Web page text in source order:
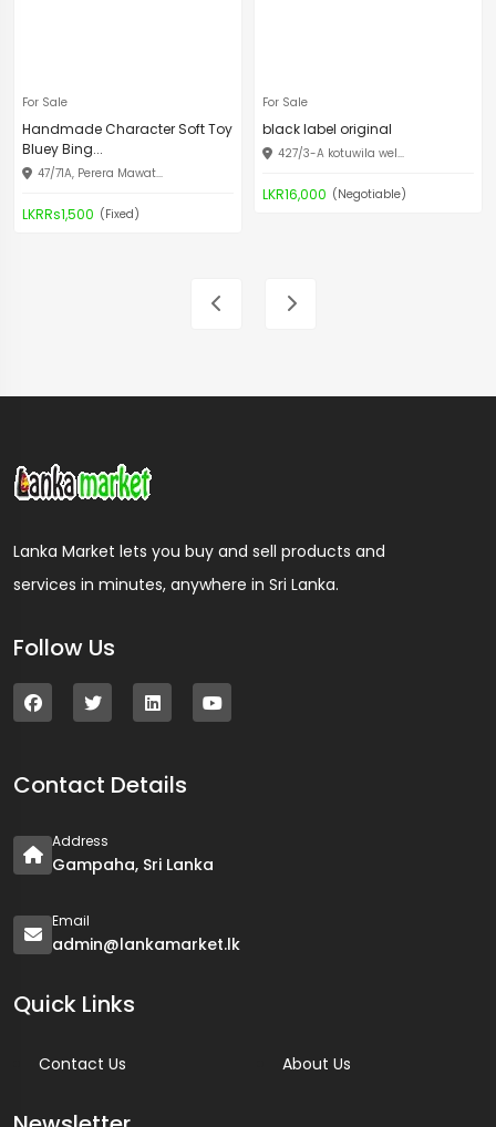
For Sale
Handmade Character Soft Toy
Bluey Bing...
47/71A, Perera Mawat...
LKRRs1,500 (Fixed)
For Sale
black label original
427/3-A kotuwila wel...
LKR16,000 (Negotiable)
Lanka Market lets you buy and sell products and
services in minutes, anywhere in Sri Lanka.
Follow Us
Contact Details
Address
Gampaha, Sri Lanka
Email
admin@lankamarket.lk
Quick Links
Contact Us About Us